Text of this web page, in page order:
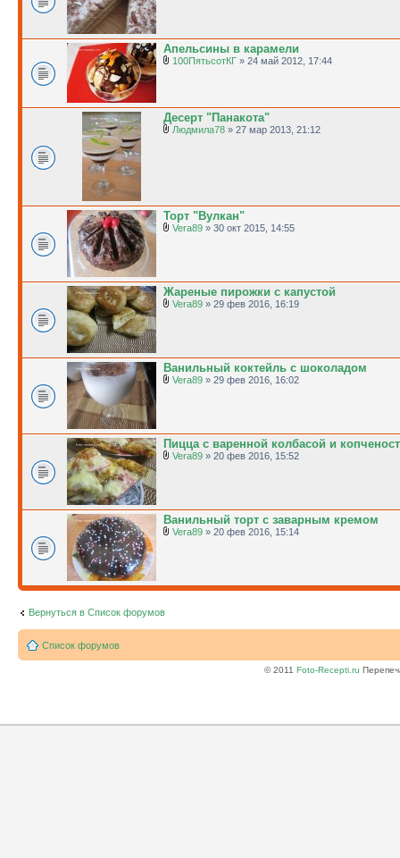
Апельсины в карамели
100ПятьсотКГ » 24 май 2012, 17:44
Десерт "Панакота"
Людмила78 » 27 мар 2013, 21:12
Торт "Вулкан"
Vera89 » 30 окт 2015, 14:55
Жареные пирожки с капустой
Vera89 » 29 фев 2016, 16:19
Ванильный коктейль с шоколадом
Vera89 » 29 фев 2016, 16:02
Пицца с варенной колбасой и
Vera89 » 20 фев 2016, 15:52
Ванильный торт с заварным кремом
Vera89 » 20 фев 2016, 15:14
Вернуться в Список форумов
Список форумов
© 2011 Foto-Recepti.ru